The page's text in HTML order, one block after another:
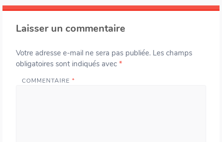
Laisser un commentaire
Votre adresse e-mail ne sera pas publiée. Les champs
obligatoires sont indiqués avec *
COMMENTAIRE *